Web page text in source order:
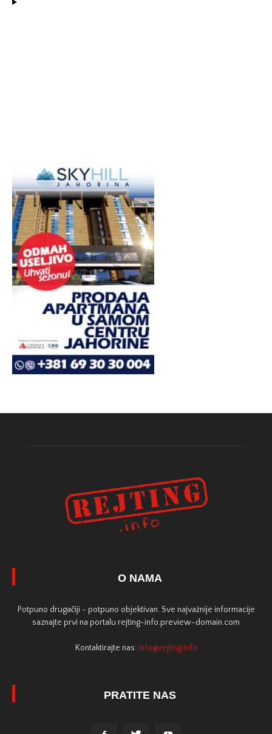
O NAMA
Potpuno drugačiji - potpuno objektivan. Sve najvažnije informacije
saznajte prvi na portalu rejting-info.preview-domain.com
Kontaktirajte nas: info@rejting.info
PRATITE NAS